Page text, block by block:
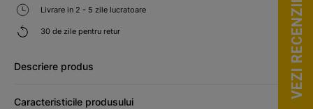
Livrare in 2 - 5 zile lucratoare
30 de zile pentru retur
Descriere produs
Caracteristicile produsului
VEZI RECENZII